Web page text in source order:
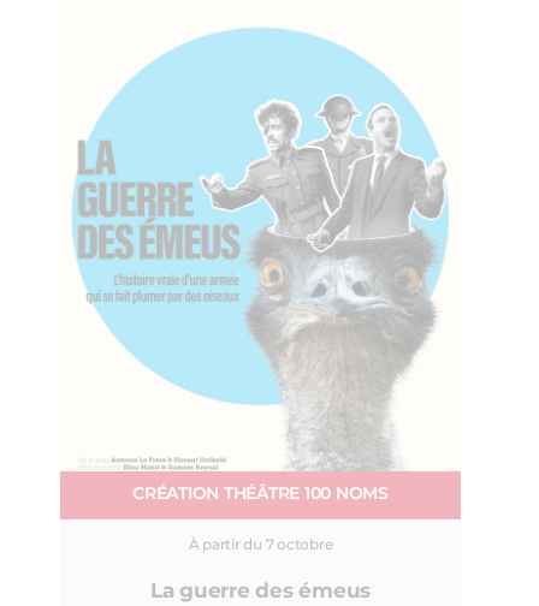
CRÉATION THÉÂTRE 100 NOMS
À partir du 7 octobre
La guerre des émeus